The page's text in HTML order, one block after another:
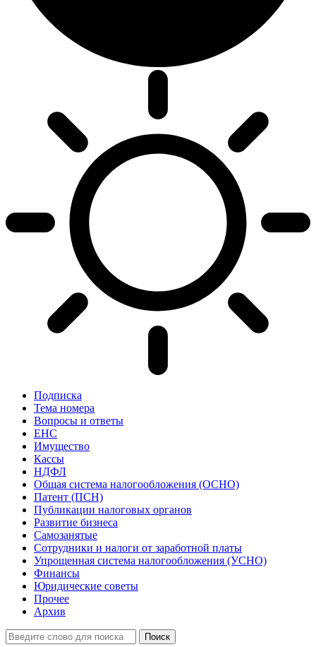
Подписка
Тема номера
Вопросы и ответы
ЕНС
Имущество
Кассы
НДФЛ
Общая система налогообложения (ОСНО)
Патент (ПСН)
Публикации налоговых органов
Развитие бизнеса
Самозанятые
Сотрудники и налоги от заработной платы
Упрощенная система налогообложения (УСНО)
Финансы
Юридические советы
Прочее
Архив